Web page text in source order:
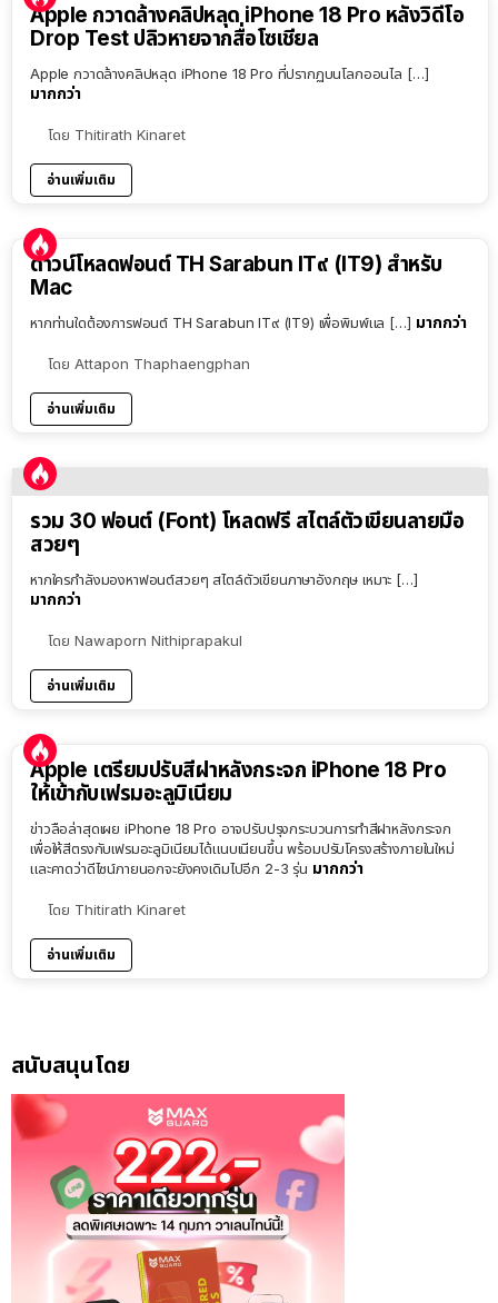
Apple กวาดล้างคลิปหลุด iPhone 18 Pro หลังวิดีโอ
Drop Test ปลิวหายจากสื่อโซเชียล
Apple กวาดล้างคลิปหลุด iPhone 18 Pro ที่ปรากฏบนโลกออนไล […]
มากกว่า
โดย Thitirath Kinaret
อ่านเพิ่มเติม
ดาวน์โหลดฟอนต์ TH Sarabun IT๙ (IT9) สำหรับ
Mac
หากท่านใดต้องการฟอนต์ TH Sarabun IT๙ (IT9) เพื่อพิมพ์แล […] มากกว่า
โดย Attapon Thaphaengphan
อ่านเพิ่มเติม
รวม 30 ฟอนต์ (Font) โหลดฟรี สไตล์ตัวเขียนลายมือ
สวยๆ
หากใครกำลังมองหาฟอนต์สวยๆ สไตล์ตัวเขียนภาษาอังกฤษ เหมาะ […]
มากกว่า
โดย Nawaporn Nithiprapakul
อ่านเพิ่มเติม
Apple เตรียมปรับสีฝาหลังกระจก iPhone 18 Pro
ให้เข้ากับเฟรมอะลูมิเนียม
ข่าวลือล่าสุดเผย iPhone 18 Pro อาจปรับปรุงกระบวนการทำสีฝาหลังกระจก
เพื่อให้สีตรงกับเฟรมอะลูมิเนียมได้แนบเนียนขึ้น พร้อมปรับโครงสร้างภายในใหม่
และคาดว่าดีไซน์ภายนอกจะยังคงเดิมไปอีก 2-3 รุ่น มากกว่า
โดย Thitirath Kinaret
อ่านเพิ่มเติม
สนับสนุนโดย